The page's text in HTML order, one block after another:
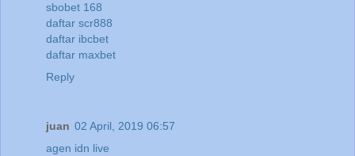
sbobet 168
daftar scr888
daftar ibcbet
daftar maxbet
Reply
juan 02 April, 2019 06:57
agen idn live